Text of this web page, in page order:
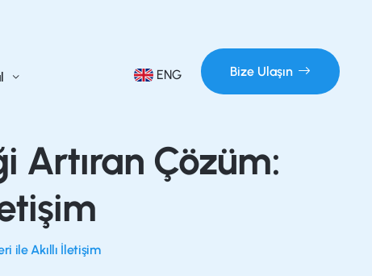
ENG Bize Ulaşın
Artıran Çözüm:
ile Akıllı İletişim